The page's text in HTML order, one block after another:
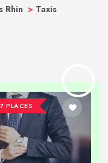
Rhin > Taxis
7 PLACES